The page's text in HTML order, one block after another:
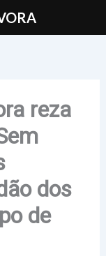
reza
dos
de